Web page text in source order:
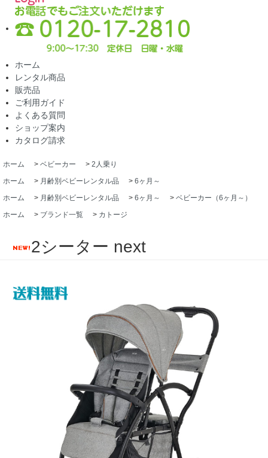
ホーム
レンタル商品
販売品
ご利用ガイド
よくある質問
ショップ案内
カタログ請求
ホーム > ベビーカー > 2人乗り
ホーム
> 月齢別ベビーレンタル品 > 6ヶ月～
ホーム
> 月齢別ベビーレンタル品 > 6ヶ月～ > ベビーカー（6ヶ月～）
ホーム
> ブランド一覧 > カトージ
2シーター next